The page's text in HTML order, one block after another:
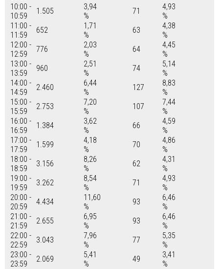
10:00 -
10:59
1.505
3,94
%
71
4,93
%
11:00 -
11:59
652
1,71
%
63
4,38
%
12:00 -
12:59
776
2,03
%
64
4,45
%
13:00 -
13:59
960
2,51
%
74
5,14
%
14:00 -
14:59
2.460
6,44
%
127
8,83
%
15:00 -
15:59
2.753
7,20
%
107
7,44
%
16:00 -
16:59
1.384
3,62
%
66
4,59
%
17:00 -
17:59
1.599
4,18
%
70
4,86
%
18:00 -
18:59
3.156
8,26
%
62
4,31
%
19:00 -
19:59
3.262
8,54
%
71
4,93
%
20:00 -
20:59
4.434
11,60
%
93
6,46
%
21:00 -
21:59
2.655
6,95
%
93
6,46
%
22:00 -
22:59
3.043
7,96
%
77
5,35
%
23:00 -
23:59
2.069
5,41
%
49
3,41
%